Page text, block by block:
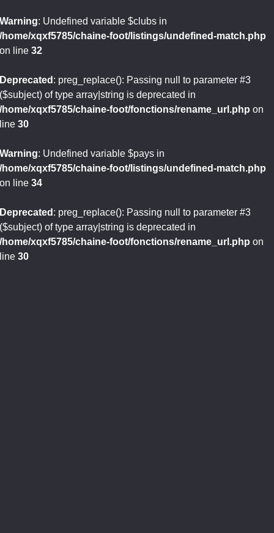
Warning: Undefined variable $clubs in
/home/xqxf5785/chaine-foot/listings/undefined-match.php
on line 32
Deprecated : preg_replace(): Passing null to parameter #3
($subject) of type array|string is deprecated in
/home/xqxf5785/chaine-foot/fonctions/rename_url.php on
line 30
Warning: Undefined variable $pays in
/home/xqxf5785/chaine-foot/listings/undefined-match.php
on line 34
Deprecated : preg_replace(): Passing null to parameter #3
($subject) of type array|string is deprecated in
/home/xqxf5785/chaine-foot/fonctions/rename_url.php on
line 30